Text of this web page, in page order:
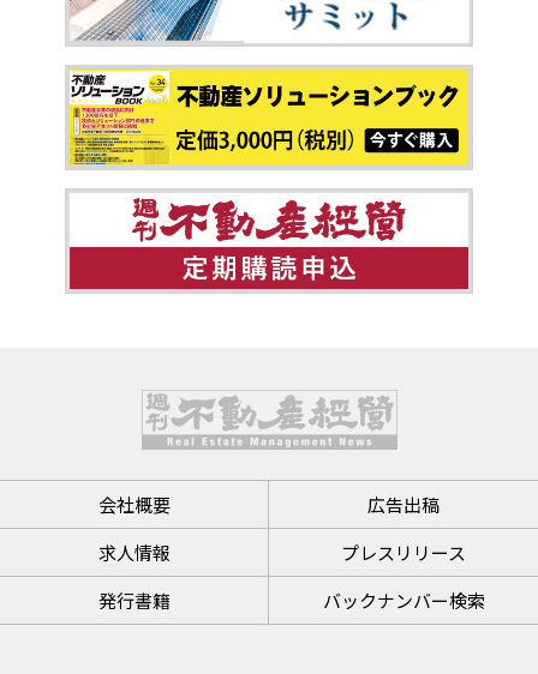
会社概要
広告出稿
求人情報
プレスリリース
発行書籍
バックナンバー検索